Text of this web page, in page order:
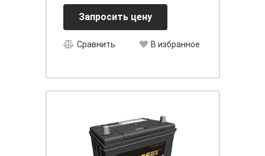
Запросить цену
Сравнить В избранное